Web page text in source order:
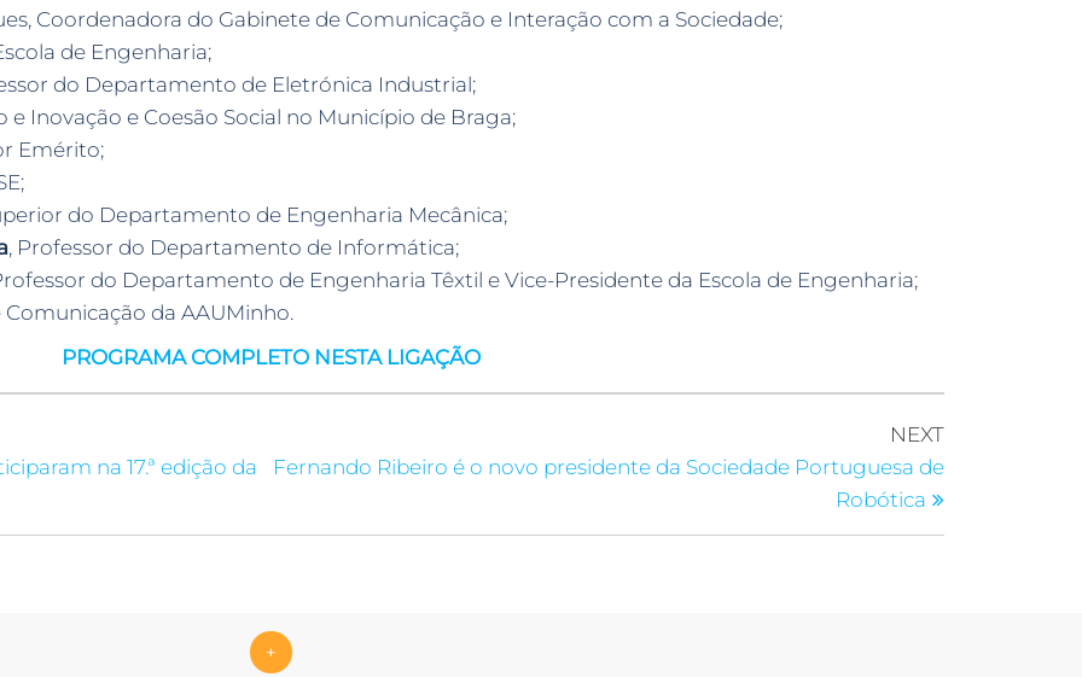
Coordenadora do Gabinete de Comunicação e Interação com a Sociedade;
de Engenharia;
do Departamento de Eletrónica Industrial;
e Inovação e Coesão Social no Município de Braga;
Emérito;
do Departamento de Engenharia Mecânica;
, Professor do Departamento de Informática;
do Departamento de Engenharia Têxtil e Vice-Presidente da Escola de Engenharia;
Comunicação da AAUMinho.
PROGRAMA COMPLETO NESTA LIGAÇÃO
na 17.ª edição da
NEXT
Fernando Ribeiro é o novo presidente da Sociedade Portuguesa de
Robótica
+